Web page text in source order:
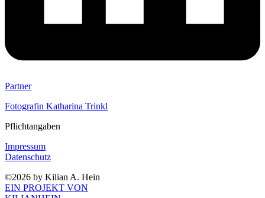
Partner
Fotografin Katharina Trinkl
Pflichtangaben
Impressum
Datenschutz
©2026 by Kilian A. Hein
EIN PROJEKT VON